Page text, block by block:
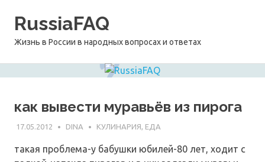
RussiaFAQ
Жизнь в России в народных вопросах и ответах
как вывести муравьёв из пирога
17.05.2012 DINA КУЛИНАРИЯ, ЕДА
такая проблема-у бабушки юбилей-80 лет, ходит с